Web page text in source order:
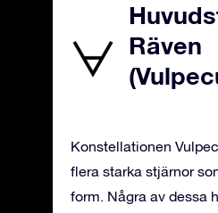
Räven
Konstellationen
flera starka stjärnor
form. Några av dessa